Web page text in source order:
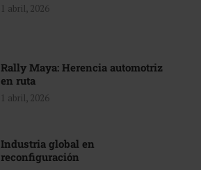
1 abril, 2026
Rally Maya: Herencia automotriz
en ruta
1 abril, 2026
Industria global en
reconfiguración